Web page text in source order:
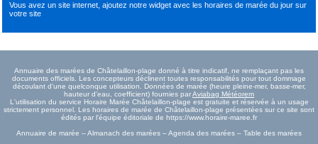
Vous avez un site internet,ajoutez notre widget avec les horaires de marée du joursur
votre site
Annuaire des marées de Châtelaillon-plage donné à titre indicatif, ne remplaçant pas les
documents officiels. Les concepteurs déclinent toutes responsabilités pour tout dommage
découlant d'une quelconque utilisation. Données de marée (heure pleine-mer, basse-mer,
hauteur d'eau, coefficient) fournies parAviabag Météorem
L'utilisation du service Horaire Marée Châtelaillon-plage est gratuite et réservée à un usage
strictement personnel. Les horaires de marée de Châtelaillon-plage présentées sur ce site sont
édités par l'équipe éditoriale de https://www.horaire-maree.fr
Annuaire de marée – Almanach des marées – Agenda des marées – Table des marées